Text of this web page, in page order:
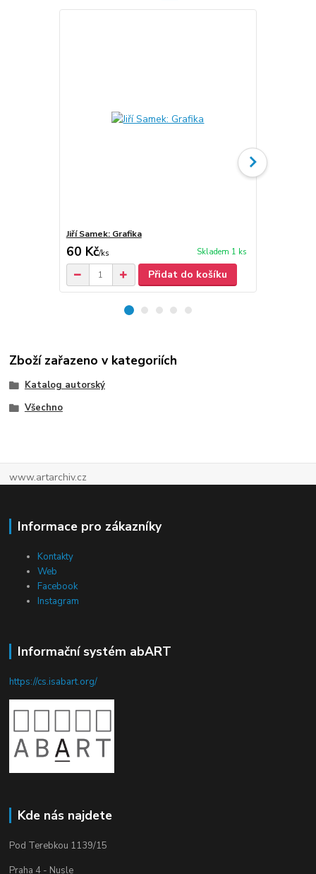
Jiří Samek: Grafika
60 Kč/ks Skladem 1 ks
Přidat do košíku
Zboží zařazeno v kategoriích
Katalog autorský
Všechno
www.artarchiv.cz
Informace pro zákazníky
Kontakty
Web
Facebook
Instagram
Informační systém abART
https://cs.isabart.org/
Kde nás najdete
Pod Terebkou 1139/15
Praha 4 - Nusle